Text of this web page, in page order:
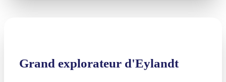
Grand explorateur d'Eylandt